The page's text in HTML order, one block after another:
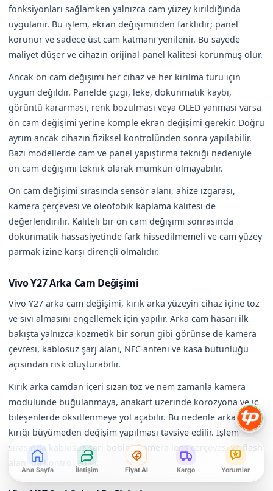
fonksiyonları sağlamken yalnızca cam yüzey kırıldığında
uygulanır. Bu işlem, ekran değişiminden farklıdır; panel
korunur ve sadece üst cam katmanı yenilenir. Bu sayede
maliyet düşer ve cihazın orijinal panel kalitesi korunmuş olur.
Ancak ön cam değişimi her cihaz ve her kırılma türü için
uygun değildir. Panelde çizgi, leke, dokunmatik kaybı,
görüntü kararması, renk bozulması veya OLED yanması varsa
ön cam değişimi yerine komple ekran değişimi gerekir. Doğru
ayrım ancak cihazın fiziksel kontrolünden sonra yapılabilir.
Bazı modellerde cam ve panel yapıştırma tekniği nedeniyle
ön cam değişimi teknik olarak mümkün olmayabilir.
Ön cam değişimi sırasında sensör alanı, ahize ızgarası,
kamera çerçevesi ve oleofobik kaplama kalitesi de
değerlendirilir. Kaliteli bir ön cam değişimi sonrasında
dokunmatik hassasiyetinde fark hissedilmemeli ve cam yüzey
parmak izine karşı dirençli olmalıdır.
Vivo Y27 Arka Cam Değişimi
Vivo Y27 arka cam değişimi, kırık arka yüzeyin cihaz içine toz
ve sıvı almasını engellemek için yapılır. Arka cam hasarı ilk
bakışta yalnızca kozmetik bir sorun gibi görünse de kamera
çevresi, kablosuz şarj alanı, NFC anteni ve kasa bütünlüğü
açısından risk oluşturabilir.
Kırık arka camdan içeri sızan toz ve nem zamanla kamera
modülünde buğulanmaya, anakart üzerinde korozyona ve iç
bileşenlerde oksitlenmeye yol açabilir. Bu nedenle arka cam
kırığı büyümeden değişim yapılması tavsiye edilir. İşlem
sırasında kablosuz şarj bobini, kamera lens çerçevesi ve flash
alanı da kontrol edilir.
Ana Sayfa İletişim Fiyat Al Kargo Yorumlar